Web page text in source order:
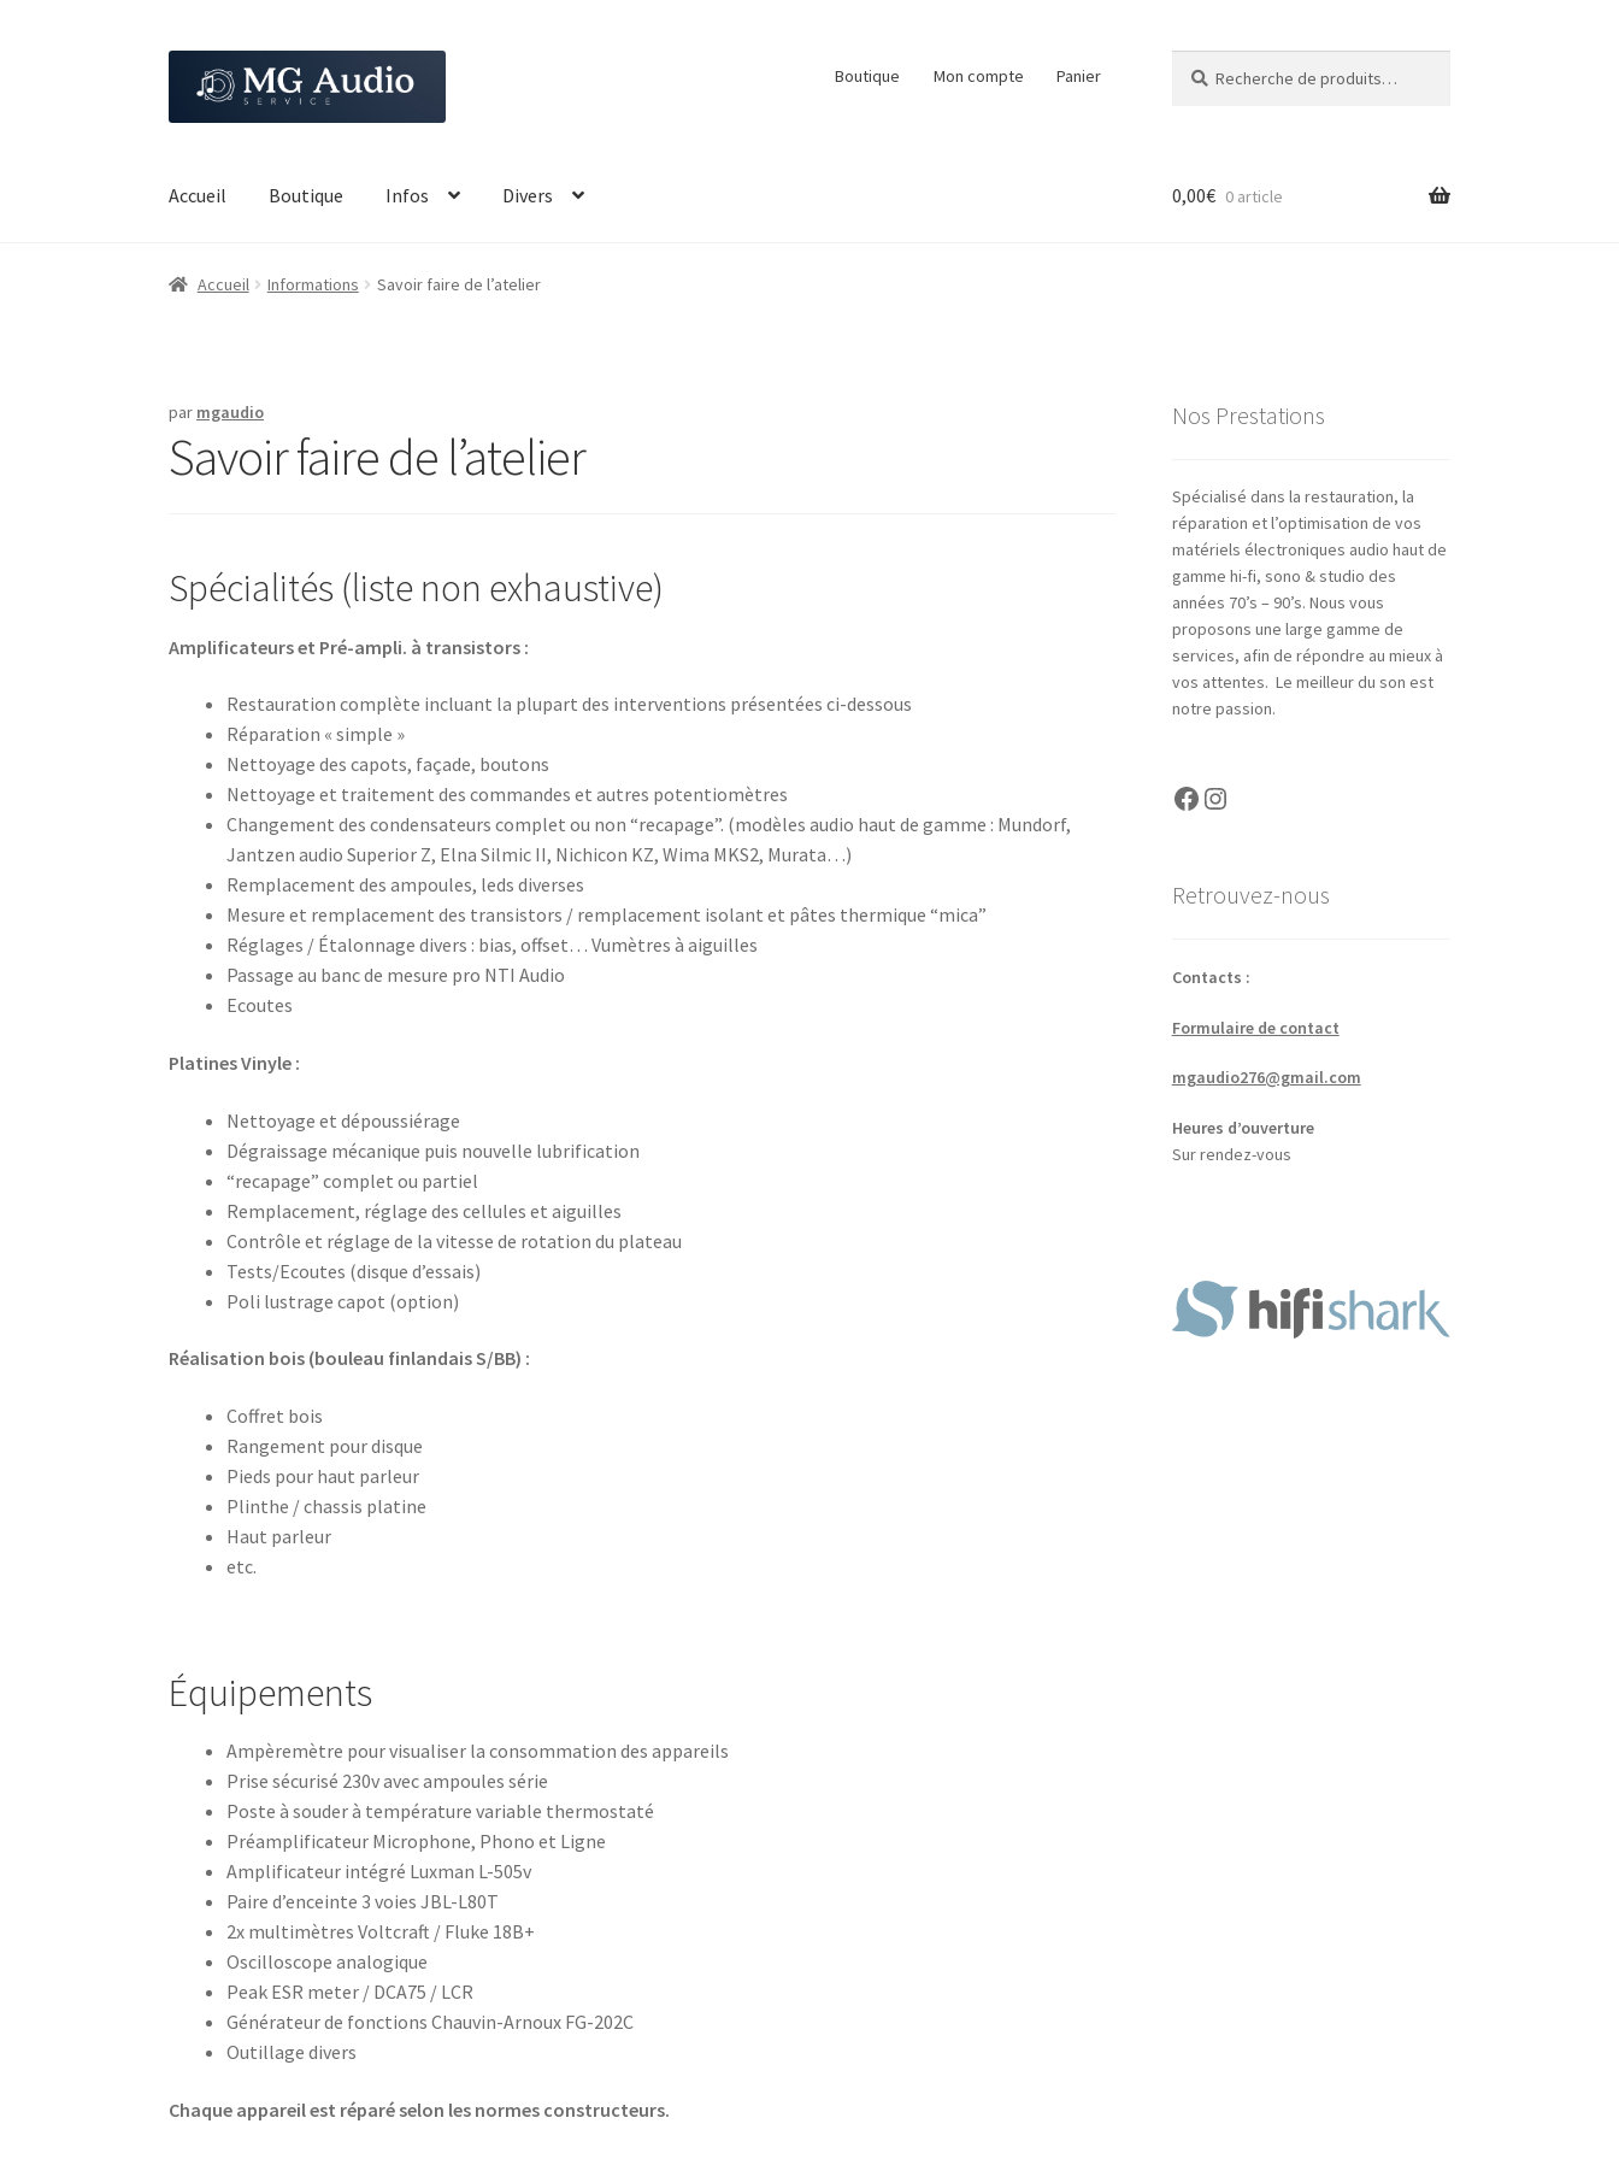
la
contenu
Boutique Mon compte Panier
pour :
Accueil Boutique Infos Divers 0,00€ 0 article
Accueil Informations Savoir faire de l’atelier
par mgaudio
Savoir faire de l’atelier
Spécialités (liste non exhaustive)
Amplificateurs et Pré-ampli. à transistors :
Restauration complète incluant la plupart des interventions présentées ci-dessous
Réparation « simple »
Nettoyage des capots, façade, boutons
Nettoyage et traitement des commandes et autres potentiomètres
Changement des condensateurs complet ou non “recapage”. (modèles audio haut de gamme : Mundorf,
Jantzen audio Superior Z, Elna Silmic II, Nichicon KZ, Wima MKS2, Murata…)
Remplacement des ampoules, leds diverses
Mesure et remplacement des transistors / remplacement isolant et pâtes thermique “mica”
Réglages / Étalonnage divers : bias, offset… Vumètres à aiguilles
Passage au banc de mesure pro NTI Audio
Ecoutes
Platines Vinyle :
Nettoyage et dépoussiérage
Dégraissage mécanique puis nouvelle lubrification
“recapage” complet ou partiel
Remplacement, réglage des cellules et aiguilles
Contrôle et réglage de la vitesse de rotation du plateau
Tests/Ecoutes (disque d’essais)
Poli lustrage capot (option)
Réalisation bois (bouleau finlandais S/BB) :
Coffret bois
Rangement pour disque
Pieds pour haut parleur
Plinthe / chassis platine
Haut parleur
etc.
Équipements
Ampèremètre pour visualiser la consommation des appareils
Prise sécurisé 230v avec ampoules série
Poste à souder à température variable thermostaté
Préamplificateur Microphone, Phono et Ligne
Amplificateur intégré Luxman L-505v
Paire d’enceinte 3 voies JBL-L80T
2x multimètres Voltcraft / Fluke 18B+
Oscilloscope analogique
Peak ESR meter / DCA75 / LCR
Générateur de fonctions Chauvin-Arnoux FG-202C
Outillage divers
Chaque appareil est réparé selon les normes constructeurs.
Nos Prestations
Spécialisé dans la restauration, la
réparation et l’optimisation de vos
matériels électroniques audio haut de
gamme hi-fi, sono & studio des
années 70’s – 90’s. Nous vous
proposons une large gamme de
services, afin de répondre au mieux à
vos attentes. Le meilleur du son est
notre passion.
Facebook
Instagram
Retrouvez-nous
Contacts :
Formulaire de contact
mgaudio276@gmail.com
Heures d’ouverture
Sur rendez-vous